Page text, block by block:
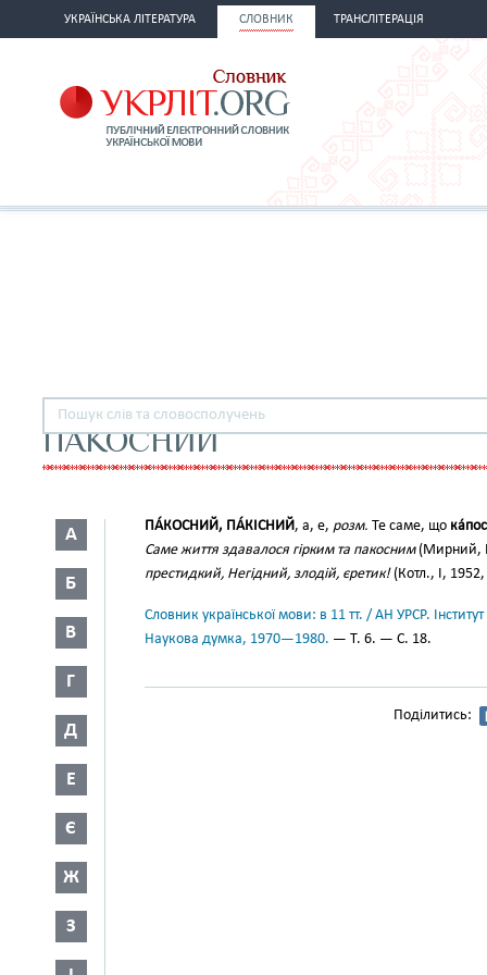
УКРАЇНСЬКА ЛІТЕРАТУРА СЛОВНИК ТРАНСЛІТЕРАЦІЯ
ПАКОСНИЙ
А
Б
В
Г
Д
Е
Є
Ж
З
ПА́КОСНИЙ, ПА́КІСНИЙ, а, е, розм. Те саме, що
Саме життя здавалося гірким та пакосним(Мирний,
престидкий, Негідний, злодій, єретик!(Котл., І,
Словник української мови: в 11 тт. / АН УРСР.
Наукова думка, 1970—1980. — Т. 6. — С. 18.
Поділитись: